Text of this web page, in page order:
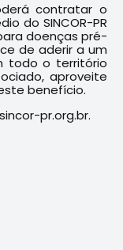
contratar o
do SINCOR-PR
doenças pré-
de aderir a um
todo o território
aproveite
benefício.
pr.org.br.